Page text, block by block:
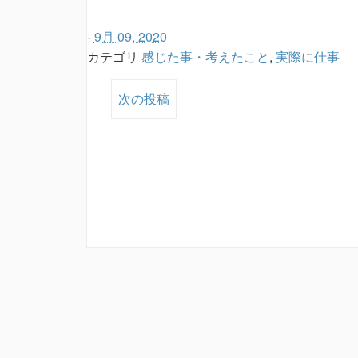
-9月 09, 2020
カテゴリ 感じた事・考えたこと, 実際に仕事
次の投稿